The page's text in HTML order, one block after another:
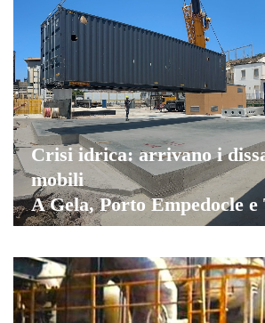
Crisi idrica: arrivano i
mobili
A Gela, Porto Empedocle